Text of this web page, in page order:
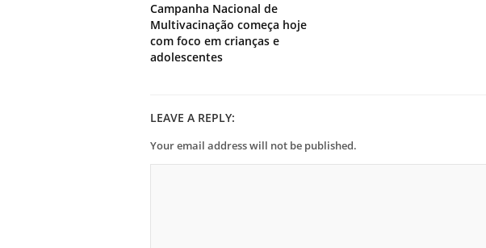
Campanha Nacional de
Multivacinação começa hoje
com foco em crianças e
adolescentes
LEAVE A REPLY:
Your email address will not be published.